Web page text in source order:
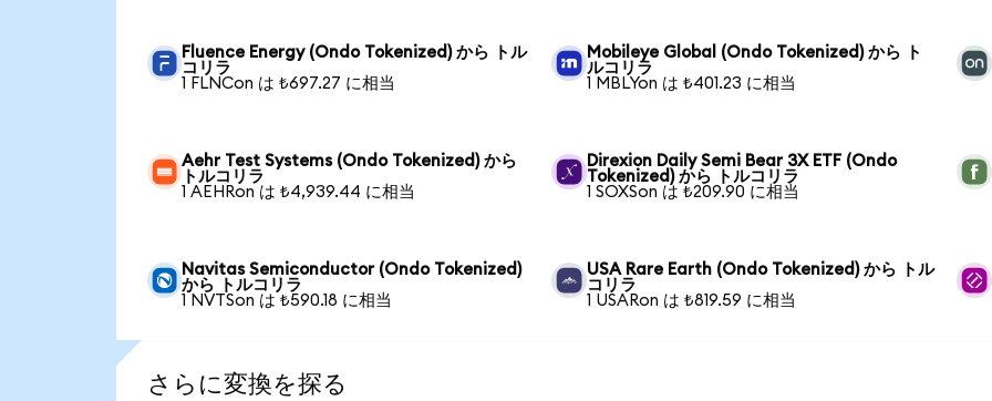
Fluence Energy (Ondo Tokenized) から トル
コリラ
1 FLNCon は ₺697.27 に相当
Mobileye Global (Ondo Tokenized) から ト
ルコリラ
1 MBLYon は ₺401.23 に相当
Aehr Test Systems (Ondo Tokenized) から
トルコリラ
1 AEHRon は ₺4,939.44 に相当
Direxion Daily Semi Bear 3X ETF (Ondo
Tokenized) から トルコリラ
1 SOXSon は ₺209.90 に相当
Navitas Semiconductor (Ondo Tokenized)
から トルコリラ
1 NVTSon は ₺590.18 に相当
USA Rare Earth (Ondo Tokenized) から トル
コリラ
1 USARon は ₺819.59 に相当
さらに変換を探る